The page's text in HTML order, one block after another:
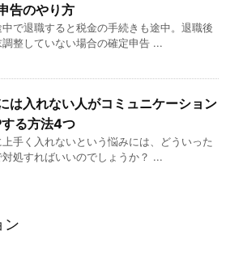
告のやり方
で退職すると税金の手続きも途中。退職後
調整していない場合の確定申告 ...
は入れない人がコミュニケーション
る方法4つ
手く入れないという悩みには、どういった
処すればいいのでしょうか？ ...
ン